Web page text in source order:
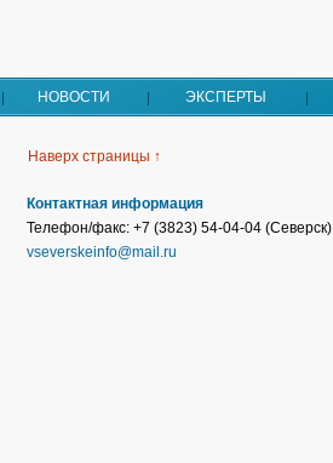
НОВОСТИ ЭКСПЕРТЫ
Наверх страницы ↑
Контактная информация
Телефон/факс: +7 (3823) 54-04-04 (Северск)
vseverskeinfo@mail.ru